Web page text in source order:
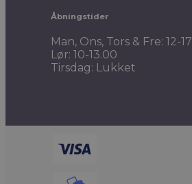
Åbningstider
Man, Ons, Tors & Fre: 12-17
Lør: 10-13.00
Tirsdag: Lukket